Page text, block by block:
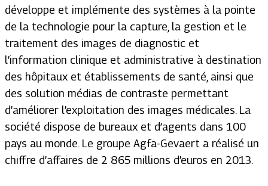
développe et implémente des systèmes à la pointe
de la technologie pour la capture, la gestion et le
traitement des images de diagnostic et
l’information clinique et administrative à destination
des hôpitaux et établissements de santé, ainsi que
des solution médias de contraste permettant
d’améliorer l’exploitation des images médicales. La
société dispose de bureaux et d’agents dans 100
pays au monde. Le groupe Agfa-Gevaert a réalisé un
chiffre d’affaires de 2 865 millions d’euros en 2013.